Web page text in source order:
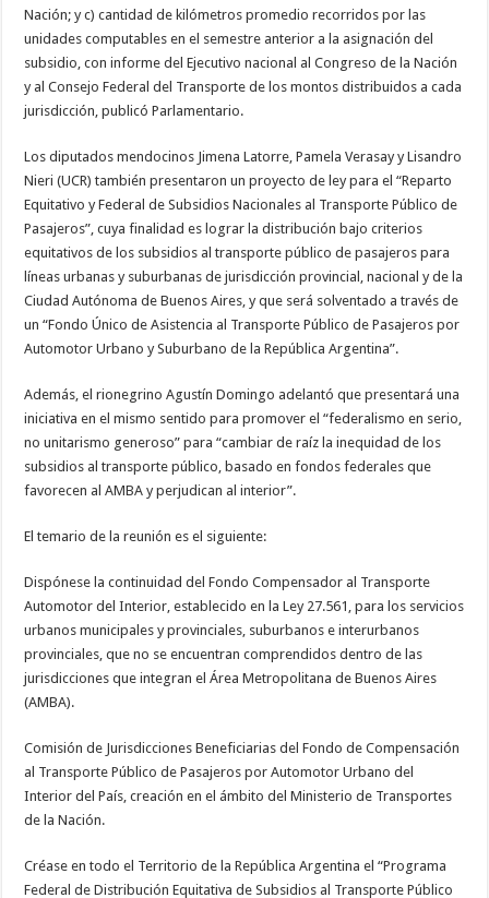
Nación; y c) cantidad de kilómetros promedio recorridos por las
unidades computables en el semestre anterior a la asignación del
subsidio, con informe del Ejecutivo nacional al Congreso de la Nación
y al Consejo Federal del Transporte de los montos distribuidos a cada
jurisdicción, publicó Parlamentario.
Los diputados mendocinos Jimena Latorre, Pamela Verasay y Lisandro
Nieri (UCR) también presentaron un proyecto de ley para el “Reparto
Equitativo y Federal de Subsidios Nacionales al Transporte Público de
Pasajeros”, cuya finalidad es lograr la distribución bajo criterios
equitativos de los subsidios al transporte público de pasajeros para
líneas urbanas y suburbanas de jurisdicción provincial, nacional y de la
Ciudad Autónoma de Buenos Aires, y que será solventado a través de
un “Fondo Único de Asistencia al Transporte Público de Pasajeros por
Automotor Urbano y Suburbano de la República Argentina”.
Además, el rionegrino Agustín Domingo adelantó que presentará una
iniciativa en el mismo sentido para promover el “federalismo en serio,
no unitarismo generoso” para “cambiar de raíz la inequidad de los
subsidios al transporte público, basado en fondos federales que
favorecen al AMBA y perjudican al interior”.
El temario de la reunión es el siguiente:
Dispónese la continuidad del Fondo Compensador al Transporte
Automotor del Interior, establecido en la Ley 27.561, para los servicios
urbanos municipales y provinciales, suburbanos e interurbanos
provinciales, que no se encuentran comprendidos dentro de las
jurisdicciones que integran el Área Metropolitana de Buenos Aires
(AMBA).
Comisión de Jurisdicciones Beneficiarias del Fondo de Compensación
al Transporte Público de Pasajeros por Automotor Urbano del
Interior del País, creación en el ámbito del Ministerio de Transportes
de la Nación.
Créase en todo el Territorio de la República Argentina el “Programa
Federal de Distribución Equitativa de Subsidios al Transporte Público